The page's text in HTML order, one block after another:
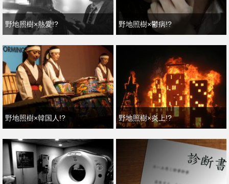
野地照樹×熱愛!? 野地照樹×鬱病!?
野地照樹×韓国人!? 野地照樹×炎上!?